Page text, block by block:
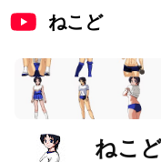
ねこど
ねこ